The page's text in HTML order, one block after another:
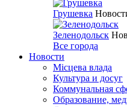
Грушевка
Зеленодольск
Все города
Новости
Місцева влада
Культура и досуг
Коммунальная
Образование,